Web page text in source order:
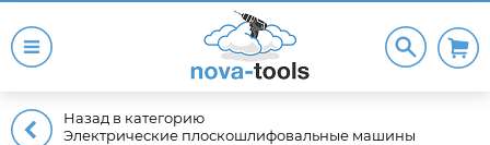
Назад в категорию
Электрические плоскошлифовальные машины